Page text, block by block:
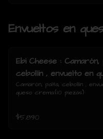
Envueltos en
Ebi Cheese : Camarón,
cebollín , envuelto en
crema.
Camarón, palta, cebollín ,
queso crema.(10 piezas)
$5.890